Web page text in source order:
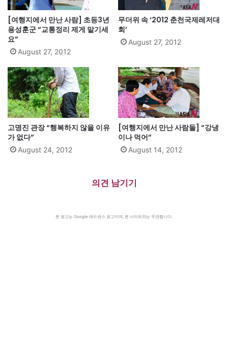
[여행지에서 만난 사람] 초등3년
용성훈군 “교통정리 제게 맡기세
요”
August 27, 2012
무더위 속 ‘2012 춘천국제레저대
회’
August 27, 2012
고명진 관장 “행복하지 않을 이유
가 없다”
August 24, 2012
[여행지에서 만난 사람들] “강냉
이나 먹어”
August 14, 2012
의견 남기기
본 광고는 Google 애드센스 광고이며, 본 사이트와는 무관합니다.